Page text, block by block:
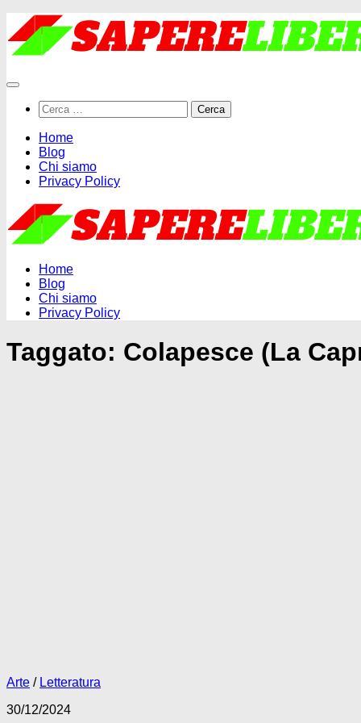
Salta
al
contenuto
Ricerca
per:
Home
Blog
Chi siamo
Privacy Policy
Home
Blog
Chi siamo
Privacy Policy
Taggato: Colapesce (La
Arte / Letteratura
30/12/2024